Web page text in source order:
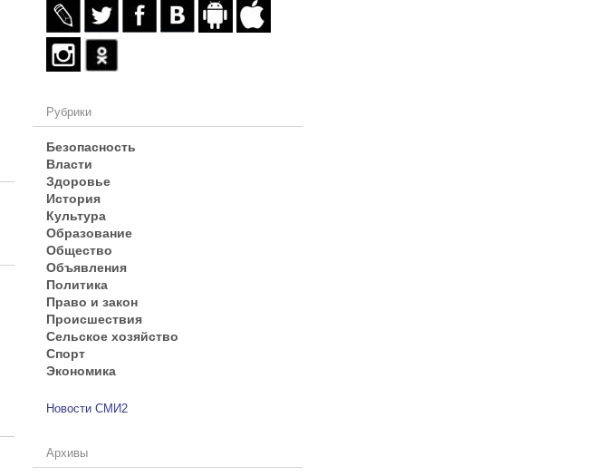
Рубрики
Безопасность
Власти
Здоровье
История
Культура
Образование
Общество
Объявления
Политика
Право и закон
Происшествия
Сельское хозяйство
Спорт
Экономика
Новости СМИ2
Архивы